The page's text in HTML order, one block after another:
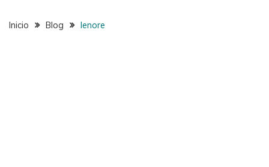
Inicio Blog lenore